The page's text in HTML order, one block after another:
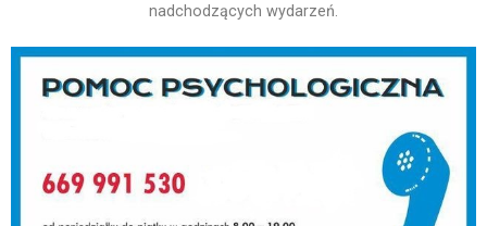
nadchodzących wydarzeń.